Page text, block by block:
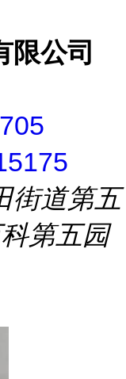
限公司
街道第五
第五园